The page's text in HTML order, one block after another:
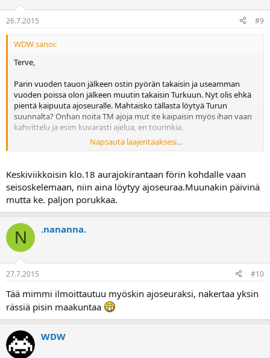
26.7.2015 #9
WDW sanoi:
Terve,
Parin vuoden tauon jälkeen ostin pyörän takaisin ja useamman
vuoden poissa olon jälkeen muutin takaisin Turkuun. Nyt olis ehkä
pientä kaipuuta ajoseuralle. Mahtaisko tällasta löytyä Turun
suunnalta? Onhan noita TM ajoja mut ite kaipaisin myös ihan vaan
kahvittelu ja esim kuvarasti ajelua, en tourinkia.
Otan pyörän alle vasta enskuusta alkaen mutta ajattelin nyt
esim olemassa jotain whatsapp ryhmää jossa porukka huutelee tai
vastaavaa?
Itse 32v mies... jos sillä merkitystä =)
Napsauta laajentaaksesi...
Keskiviikkoisin klo.18 aurajokirantaan förin kohdalle vaan
seisoskelemaan, niin aina löytyy ajoseuraa.Muunakin päivinä
mutta ke. paljon porukkaa.
N .nananna.
27.7.2015 #10
Tää mimmi ilmoittautuu myöskin ajoseuraksi, nakertaa yksin
rässiä pisin maakuntaa
WDW